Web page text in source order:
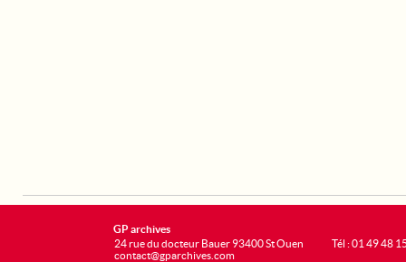
GP archives
24 rue du docteur Bauer 93400 St Ouen
contact@gparchives.com
Tél : 01 49 48